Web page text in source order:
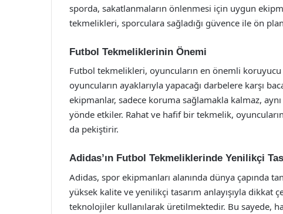
sporda, sakatlanmaların önlenmesi için uygun
tekmelikleri, sporculara sağladığı güvence ile ön
Futbol Tekmeliklerinin Önemi
Futbol tekmelikleri, oyuncuların en önemli
oyuncuların ayaklarıyla yapacağı darbelere karşı
ekipmanlar, sadece koruma sağlamakla kalmaz,
yönde etkiler. Rahat ve hafif bir tekmelik,
da pekiştirir.
Adidas’ın Futbol Tekmeliklerinde Yenilikçi
Adidas, spor ekipmanları alanında dünya çapında
yüksek kalite ve yenilikçi tasarım anlayışıyla dikkat
teknolojiler kullanılarak üretilmektedir. Bu sayede,